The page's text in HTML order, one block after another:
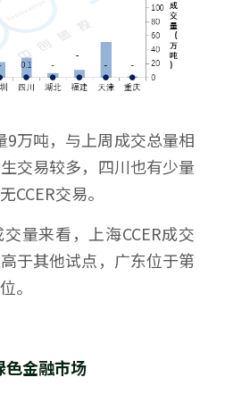
9万吨，与上周成交总量相
交易较多，四川也有少量
CCER交易。
量来看，上海CCER成交
于其他试点，广东位于第
。
色金融市场